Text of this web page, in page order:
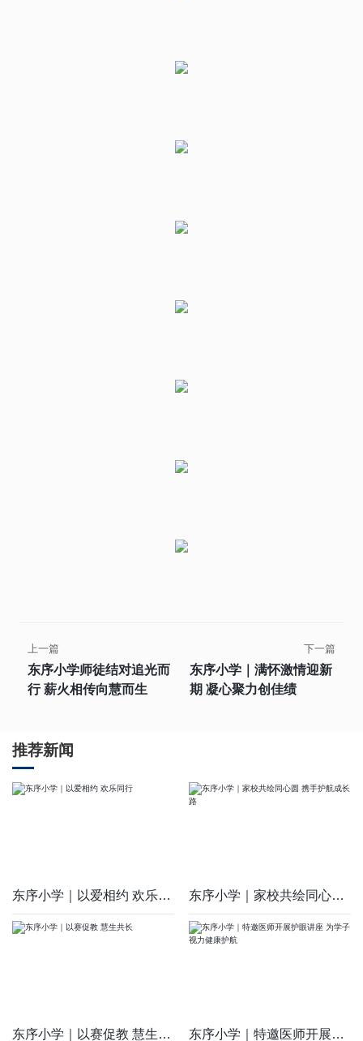
上一篇
东序小学师徒结对追光而
行 薪火相传向慧而生
下一篇
东序小学｜满怀激情迎新
期 凝心聚力创佳绩
推荐新闻
东序小学｜以爱相约 欢乐同行 东序小学｜家校共绘同心圆 携手护航成长路
东序小学｜以赛促教 慧生共长 东序小学｜特邀医师开展护眼讲座 为学子视力健康护航